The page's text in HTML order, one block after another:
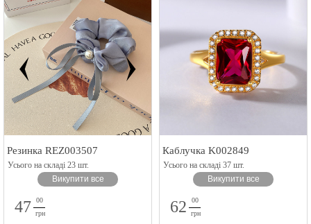
Резинка REZ003507
Усього на складі 23 шт.
Викупити все
47
00
грн
Каблучка K002849
Усього на складі 37 шт.
Викупити все
62
00
грн